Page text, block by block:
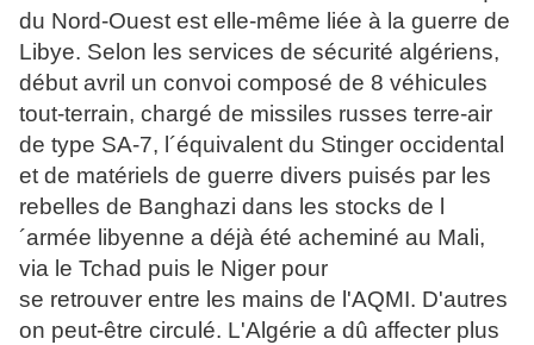
du Nord-Ouest est elle-même liée à la guerre de
Libye. Selon les services de sécurité algériens,
début avril un convoi composé de 8 véhicules
tout-terrain, chargé de missiles russes terre-air
de type SA-7, l´équivalent du Stinger occidental
et de matériels de guerre divers puisés par les
rebelles de Banghazi dans les stocks de l
´armée libyenne a déjà été acheminé au Mali,
via le Tchad puis le Niger pour
se retrouver entre les mains de l'AQMI. D'autres
on peut-être circulé. L'Algérie a dû affecter plus